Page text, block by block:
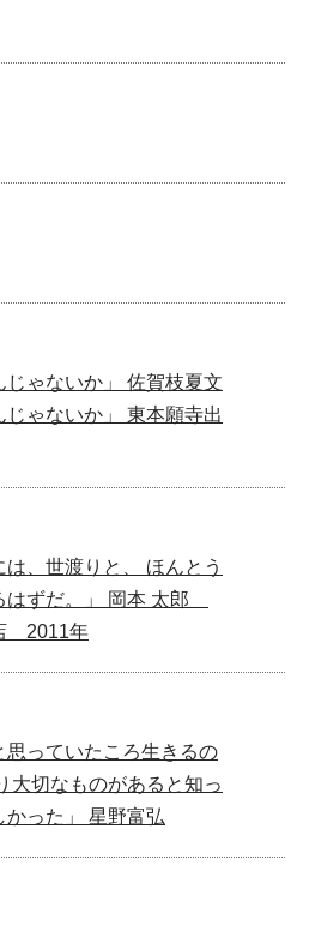
じゃないか」 佐賀枝夏文
じゃないか」 東本願寺出
は、世渡りと、 ほんとう
はずだ。」 岡本 太郎
2011年
思っていたころ生きるの
大切なものがあると知っ
った」 星野富弘